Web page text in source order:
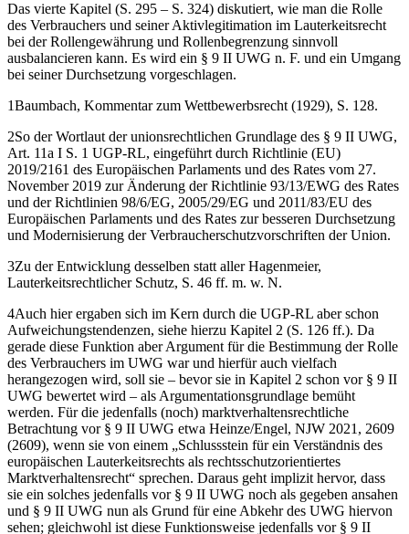
Das vierte Kapitel (S. 295 – S. 324) diskutiert, wie man die Rolle
des Verbrauchers und seiner Aktivlegitimation im Lauterkeitsrecht
bei der Rollengewährung und Rollenbegrenzung sinnvoll
ausbalancieren kann. Es wird ein § 9 II UWG n. F. und ein Umgang
bei seiner Durchsetzung vorgeschlagen.
1Baumbach, Kommentar zum Wettbewerbsrecht (1929), S. 128.
2So der Wortlaut der unionsrechtlichen Grundlage des § 9 II UWG,
Art. 11a I S. 1 UGP-RL, eingeführt durch Richtlinie (EU)
2019/2161 des Europäischen Parlaments und des Rates vom 27.
November 2019 zur Änderung der Richtlinie 93/13/EWG des Rates
und der Richtlinien 98/6/EG, 2005/29/EG und 2011/83/EU des
Europäischen Parlaments und des Rates zur besseren Durchsetzung
und Modernisierung der Verbraucherschutzvorschriften der Union.
3Zu der Entwicklung desselben statt allerHagenmeier,
Lauterkeitsrechtlicher Schutz, S. 46 ff. m. w. N.
4Auch hier ergaben sich im Kern durch die UGP-RL aber schon
Aufweichungstendenzen, siehe hierzu Kapitel 2 (S. 126 ff.). Da
gerade diese Funktion aber Argument für die Bestimmung der Rolle
des Verbrauchers im UWG war und hierfür auch vielfach
herangezogen wird, soll sie – bevor sie in Kapitel 2 schon vor § 9 II
UWG bewertet wird – als Argumentationsgrundlage bemüht
werden. Für die jedenfalls (noch) marktverhaltensrechtliche
Betrachtung vor § 9 II UWG etwa Heinze/Engel, NJW 2021, 2609
(2609), wenn sie von einem „Schlussstein für ein Verständnis des
europäischen Lauterkeitsrechts als rechtsschutzorientiertes
Marktverhaltensrecht“ sprechen. Daraus geht implizit hervor, dass
sie ein solches jedenfalls vor § 9 II UWG noch als gegeben ansahen
und § 9 II UWG nun als Grund für eine Abkehr des UWG hiervon
sehen; gleichwohl ist diese Funktionsweise jedenfalls vor § 9 II